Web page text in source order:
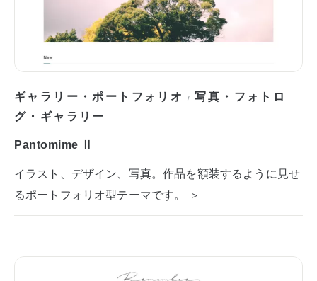
ギャラリー・ポートフォリオ /写真・フォトロ
グ・ギャラリー
Pantomime Ⅱ
イラスト、デザイン、写真。作品を額装するように見せ
るポートフォリオ型テーマです。 ＞